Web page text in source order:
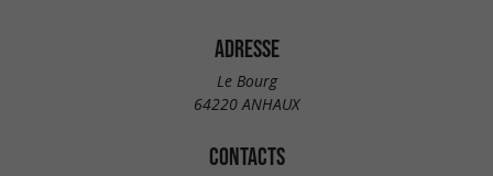
ADRESSE
Le Bourg
64220 ANHAUX
CONTACTS